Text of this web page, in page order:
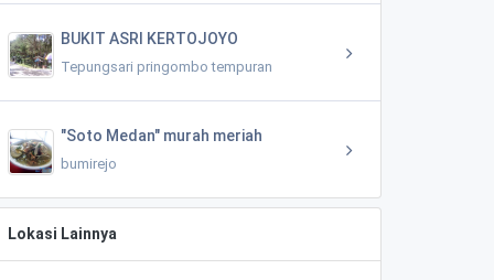
BUKIT ASRI KERTOJOYO
Tepungsari pringombo tempuran
"Soto Medan" murah meriah
bumirejo
Lokasi Lainnya